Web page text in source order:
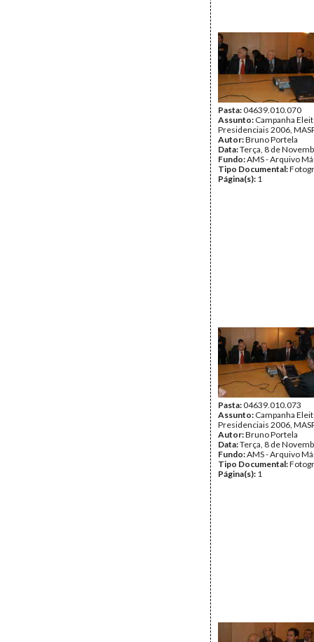
Pasta:04639.010.070
Assunto: Campanha
Presidenciais 2006,
Autor:Bruno Portela
Data:Terça, 8 de
Fundo:AMS - Arquivo
Tipo Documental:
Página(s): 1
Pasta:04639.010.073
Assunto: Campanha
Presidenciais 2006,
Autor:Bruno Portela
Data:Terça, 8 de
Fundo:AMS - Arquivo
Tipo Documental:
Página(s): 1